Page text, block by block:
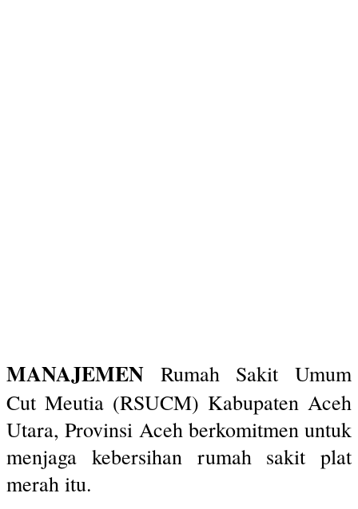
MANAJEMEN Rumah Sakit Umum
Cut Meutia (RSUCM) Kabupaten Aceh
Utara, Provinsi Aceh berkomitmen untuk
menjaga kebersihan rumah sakit plat
merah itu.